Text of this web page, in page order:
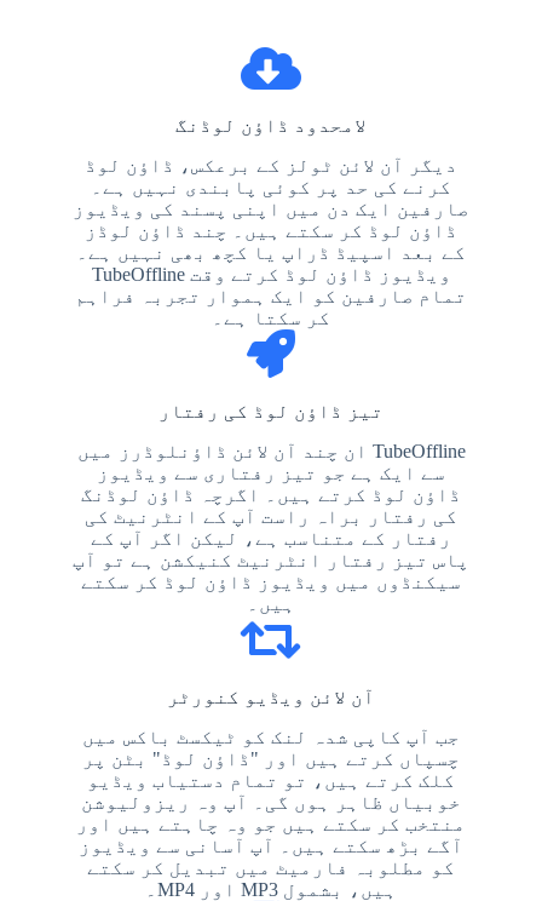
لامحدود ڈاؤن لوڈنگ
دیگر آن لائن ٹولز کے برعکس، ڈاؤن لوڈ
کرنے کی حد پر کوئی پابندی نہیں ہے۔
صارفین ایک دن میں اپنی پسند کی ویڈیوز
ڈاؤن لوڈ کر سکتے ہیں۔ چند ڈاؤن لوڈز
کے بعد اسپیڈ ڈراپ یا کچھ بھی نہیں ہے۔
ویڈیوز ڈاؤن لوڈ کرتے وقت TubeOffline
تمام صارفین کو ایک ہموار تجربہ فراہم
کر سکتا ہے۔
تیز ڈاؤن لوڈ کی رفتار
TubeOffline ان چند آن لائن ڈاؤنلوڈرز میں
سے ایک ہے جو تیز رفتاری سے ویڈیوز
ڈاؤن لوڈ کرتے ہیں۔ اگرچہ ڈاؤن لوڈنگ
کی رفتار براہ راست آپ کے انٹرنیٹ کی
رفتار کے متناسب ہے، لیکن اگر آپ کے
پاس تیز رفتار انٹرنیٹ کنیکشن ہے تو آپ
سیکنڈوں میں ویڈیوز ڈاؤن لوڈ کر سکتے
ہیں۔
آن لائن ویڈیو کنورٹر
جب آپ کاپی شدہ لنک کو ٹیکسٹ باکس میں
چسپاں کرتے ہیں اور "ڈاؤن لوڈ" بٹن پر
کلک کرتے ہیں، تو تمام دستیاب ویڈیو
خوبیاں ظاہر ہوں گی۔ آپ وہ ریزولیوشن
منتخب کر سکتے ہیں جو وہ چاہتے ہیں اور
آگے بڑھ سکتے ہیں۔ آپ آسانی سے ویڈیوز
کو مطلوبہ فارمیٹ میں تبدیل کر سکتے
ہیں، بشمول MP3 اور MP4۔